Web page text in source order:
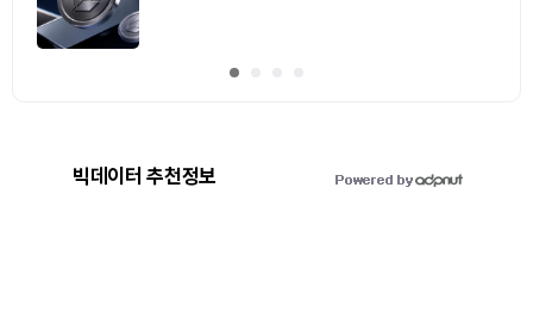
빅데이터 추천정보